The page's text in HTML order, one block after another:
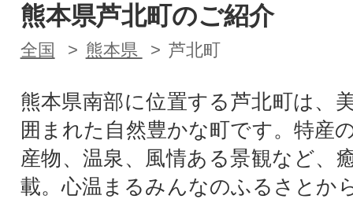
熊本県芦北町のご紹介
全国 熊本県 芦北町
熊本県南部に位置する芦北町は、
囲まれた自然豊かな町です。特産
産物、温泉、風情ある景観など、
載。心温まるみんなのふるさとか